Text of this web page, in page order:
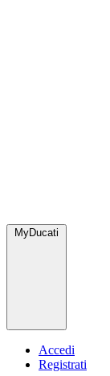
MyDucati
Accedi
Registrati